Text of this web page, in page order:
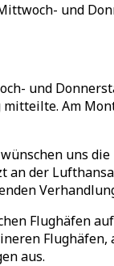
und
und
Am
uns
der
Flughäfen
aus.